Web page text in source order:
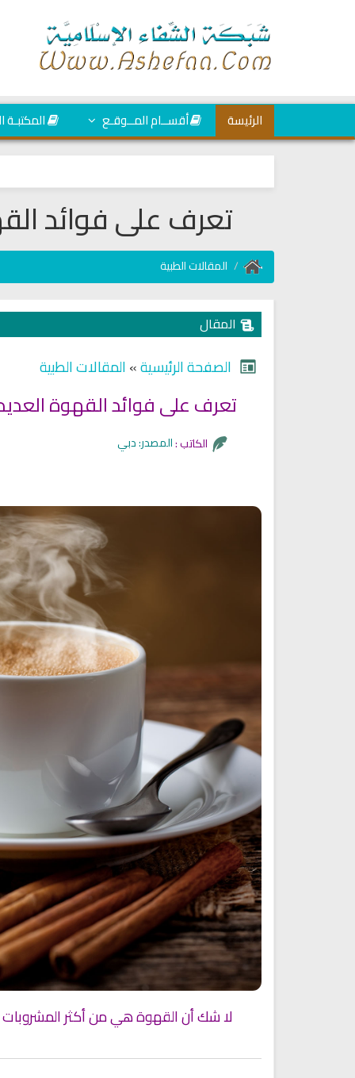
الرئيسة أقســام المــوقـع المكتبـة
تعرف على فوائد
المقالات الطبية
المقال
الصفحة الرئيسية»المقالات الطبية
الكاتب :
لا شك أن القهوة هي من أكثر المشروبات
Ruqyah Shariah
Ruqya regained her sight
Ruqyah Shariah
Discover Islam and Muslims
انشودة هل نلتقي
أناشيد مؤثرة وحزينة اناشيد ابراهيم الاحمد
راديو الشيخ احمد الحواشي